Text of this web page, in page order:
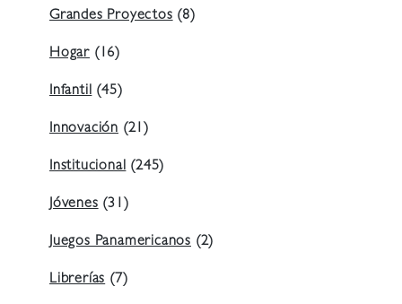
Grandes Proyectos (8)
Hogar (16)
Infantil (45)
Innovación (21)
Institucional (245)
Jóvenes (31)
Juegos Panamericanos (2)
Librerías (7)